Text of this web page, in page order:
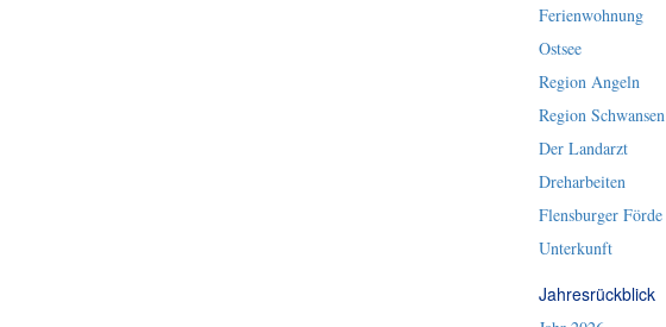
Ferienwohnung
Ostsee
Region Angeln
Region Schwansen
Der Landarzt
Dreharbeiten
Flensburger Förde
Unterkunft
Jahresrückblick